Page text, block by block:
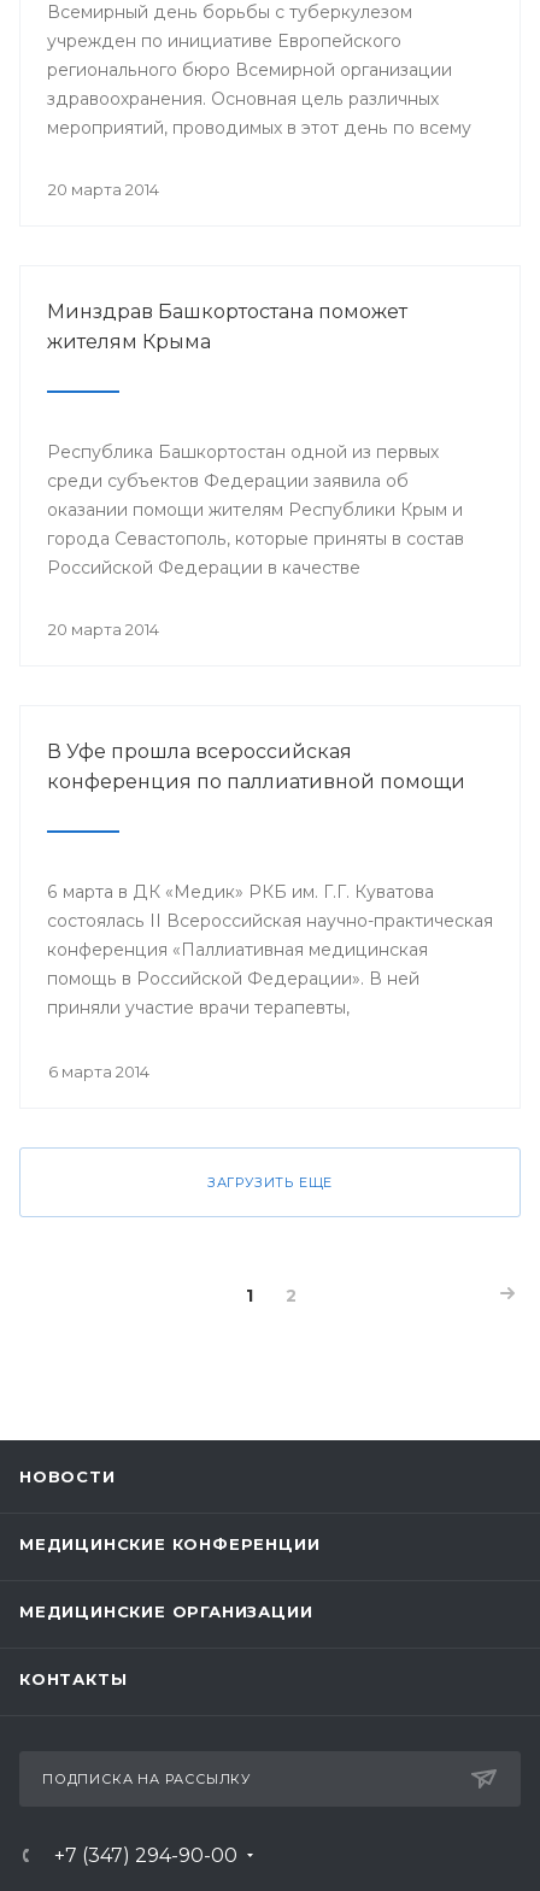
Всемирный день борьбы с туберкулезом
учрежден по инициативе Европейского
регионального бюро Всемирной организации
здравоохранения. Основная цель различных
мероприятий, проводимых в этот день по всему
и информирование населения о заболевании и
20 марта 2014
Минздрав Башкортостана поможет
жителям Крыма
Республика Башкортостан одной из первых
среди субъектов Федерации заявила об
оказании помощи жителям Республики Крым и
города Севастополь, которые приняты в состав
Российской Федерации в качестве
день в республике по поручению Президента
20 марта 2014
В Уфе прошла всероссийская
конференция по паллиативной помощи
6 марта в ДК «Медик» РКБ им. Г.Г. Куватова
состоялась II Всероссийская научно-практическая
конференция «Паллиативная медицинская
помощь в Российской Федерации». В ней
приняли участие врачи терапевты,
неврологи, онкологи, педиатры, пульмонологи,
профильных кафедр, врачи интерны, курсанты
6 марта 2014
ЗАГРУЗИТЬ ЕЩЕ
1 2
НОВОСТИ
МЕДИЦИНСКИЕ КОНФЕРЕНЦИИ
МЕДИЦИНСКИЕ ОРГАНИЗАЦИИ
КОНТАКТЫ
ПОДПИСКА НА РАССЫЛКУ
+7 (347) 294-90-00